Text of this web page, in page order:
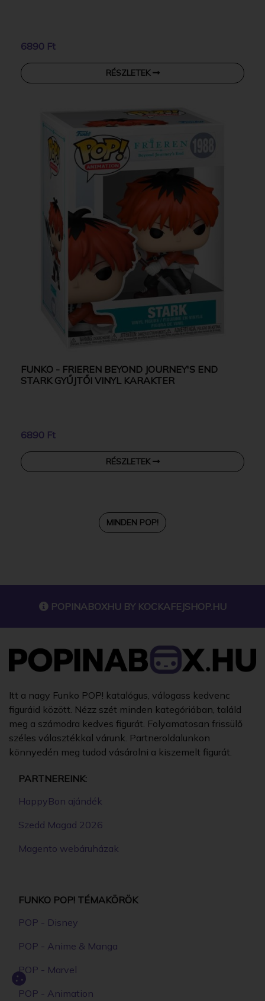
6890 Ft
RÉSZLETEK
FUNKO - FRIEREN BEYOND JOURNEY'S END
STARK GYŰJTŐI VINYL KARAKTER
6890 Ft
RÉSZLETEK
MINDEN POP!
POPINABOXHU BY KOCKAFEJSHOP.HU
Itt a nagy Funko POP! katalógus, válogass kedvenc
figuráid között. Nézz szét minden kategóriában, találd
meg a számodra kedves figurát. Folyamatosan frissülő
széles választékkal várunk. Partneroldalunkon
könnyedén meg tudod vásárolni a kiszemelt figurát.
PARTNEREINK:
HappyBon ajándék
Szedd Magad 2026
Magento webáruházak
FUNKO POP! TÉMAKÖRÖK
POP - Disney
POP - Anime & Manga
POP - Marvel
POP - Animation